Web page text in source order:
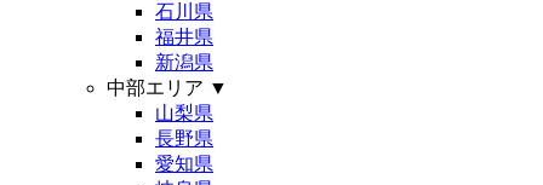
石川県
福井県
新潟県
中部エリア ▼
山梨県
長野県
愛知県